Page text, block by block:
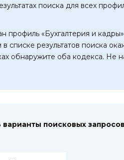
поиска для всех
профиль «Бухгалтерия и
результатов поиска
обнаружите оба кодекса. Не
поисковых